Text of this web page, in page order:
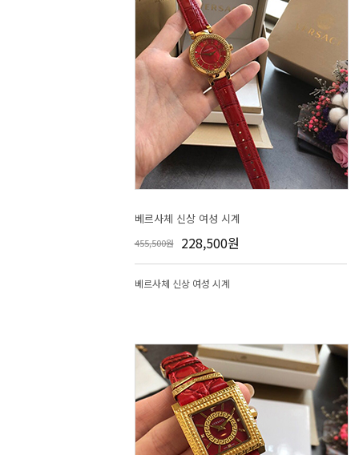
베르사체 신상 여성 시계
455,500원 228,500원
베르사체 신상 여성 시계